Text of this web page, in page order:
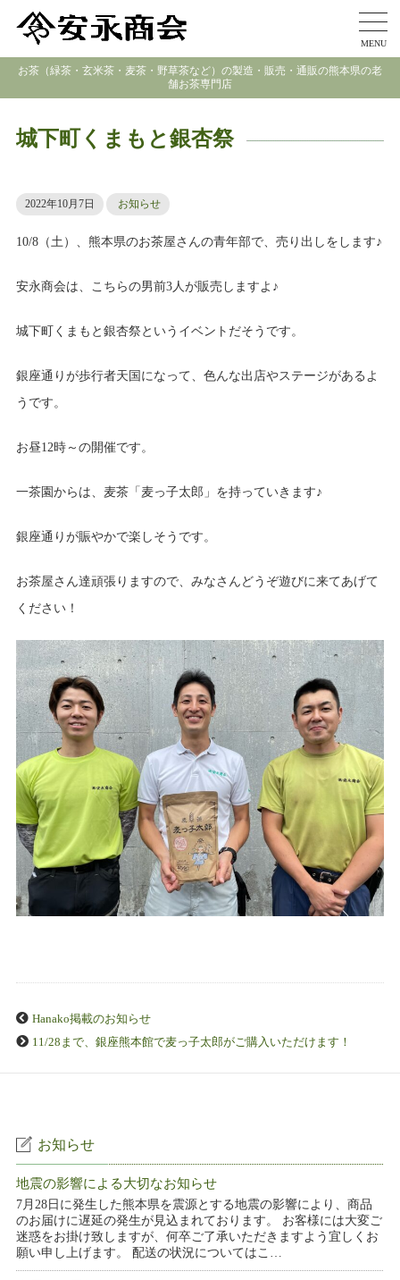
MENU
お茶（緑茶・玄米茶・麦茶・野草茶など）の製造・販売・通販の熊本県の老
舗お茶専門店
城下町くまもと銀杏祭
2022年10月7日 お知らせ
10/8（土）、熊本県のお茶屋さんの青年部で、売り出しをします♪
安永商会は、こちらの男前3人が販売しますよ♪
城下町くまもと銀杏祭というイベントだそうです。
銀座通りが歩行者天国になって、色んな出店やステージがあるよ
うです。
お昼12時～の開催です。
一茶園からは、麦茶「麦っ子太郎」を持っていきます♪
銀座通りが賑やかで楽しそうです。
お茶屋さん達頑張りますので、みなさんどうぞ遊びに来てあげて
ください！
Hanako掲載のお知らせ
11/28まで、銀座熊本館で麦っ子太郎がご購入いただけます！
お知らせ
地震の影響による大切なお知らせ
7月28日に発生した熊本県を震源とする地震の影響により、商品
のお届けに遅延の発生が見込まれております。 お客様には大変ご
迷惑をお掛け致しますが、何卒ご了承いただきますよう宜しくお
願い申し上げます。 配送の状況についてはこ…